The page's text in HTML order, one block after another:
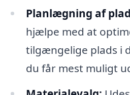
Planlægning af
hjælpe med at
tilgængelige plads i
du får mest muligt